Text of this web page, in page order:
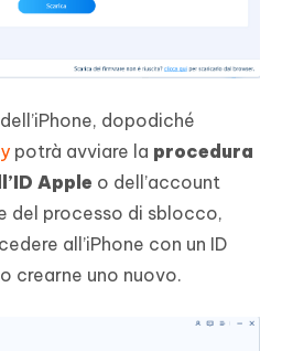
dopodiché
potrà avviare la procedura
Apple o dell’account
del processo di sblocco,
all’iPhone con un ID
crearne uno nuovo.